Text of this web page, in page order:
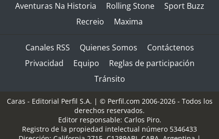
Aventuras Na Historia
Rolling Stone
Sport Buzz
Recreio
Maxima
Canales RSS Quienes Somos
Contáctenos
Privacidad
Equipo
Reglas de participación
Tránsito
Caras - Editorial Perfil S.A. | © Perfil.com 2006-2026 - Todos los
derechos reservados.
Editor responsable: Carlos Piro.
Registro de la propiedad intelectual número 5346433